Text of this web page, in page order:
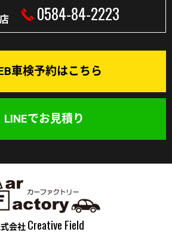
0584-84-2223
車検予約はこちら
LINEでお見積り
会社 Creative Field